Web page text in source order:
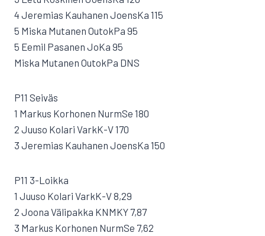
4 Jeremias Kauhanen JoensKa 115
5 Miska Mutanen OutokPa 95
5 Eemil Pasanen JoKa 95
Miska Mutanen OutokPa DNS
P11 Seiväs
1 Markus Korhonen NurmSe 180
2 Juuso Kolari VarkK-V 170
3 Jeremias Kauhanen JoensKa 150
P11 3-Loikka
1 Juuso Kolari VarkK-V 8,29
2 Joona Välipakka KNMKY 7,87
3 Markus Korhonen NurmSe 7,62